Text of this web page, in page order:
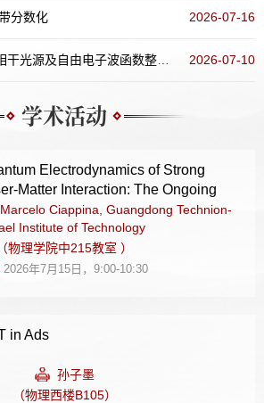
分数化 2026-07-16
2026-07-10
学术活动
Electrodynamics of Strong
Matter Interaction: The Ongoing
and Beyond
Ciappina, Guangdong Technion-
Institute of Technology
（物理学院中215教室 ）
2026年7月15日，9:00-10:30
in Ads
孙子墨
（物理西楼B105）